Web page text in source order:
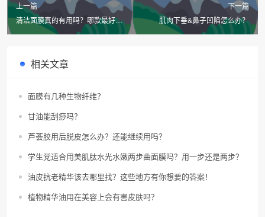
上一篇
清洁面膜真的有用吗？哪款最好
下一篇
肌肉下垂&鼻子凹陷怎么办？
相关文章
面膜有几种生物纤维？
甘油能刮痧吗？
芦荟胶用后脱皮怎么办？还能继续用吗？
学生党适合用美肌肽水光水嫩两步曲面膜吗？用一步还是两步？
油皮抗老精华该去哪里找？这些地方有你想要的答案！
植物精华油用在美容上会有害皮肤吗？